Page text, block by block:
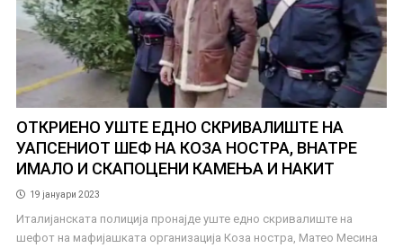
ОТКРИЕНО УШТЕ ЕДНО СКРИВАЛИШТЕ НА
УАПСЕНИОТ ШЕФ НА КОЗА НОСТРА, ВНАТРЕ
ИМАЛО И СКАПОЦЕНИ КАМЕЊА И НАКИТ
19 јануари 2023
Италијанската полиција пронајде уште едно скривалиште на
шефот на мафијашката организација Коза ностра, Матео Месина